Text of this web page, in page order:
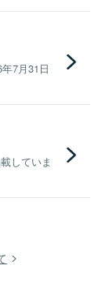
7月31日
していま